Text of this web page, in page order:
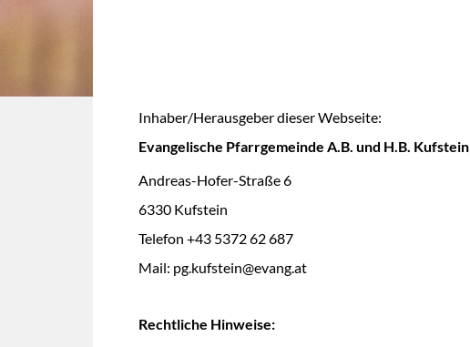
Inhaber/Herausgeber dieser Webseite:
Evangelische Pfarrgemeinde A.B. und H.B. Kufstein
Andreas-Hofer-Straße 6
6330 Kufstein
Telefon +43 5372 62 687
Mail: pg.kufstein@evang.at
Rechtliche Hinweise: